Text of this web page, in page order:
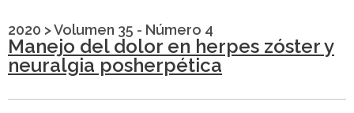
2020 >Volumen 35 - Número 4
Manejo del dolor en herpes zóster y
neuralgia posherpética